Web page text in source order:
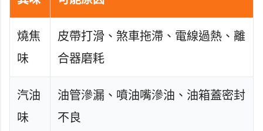
燒焦
味
皮帶打滑、煞車拖滯、電線過熱、離
合器磨耗
汽油
味
油管滲漏、噴油嘴滲油、油箱蓋密封
不良